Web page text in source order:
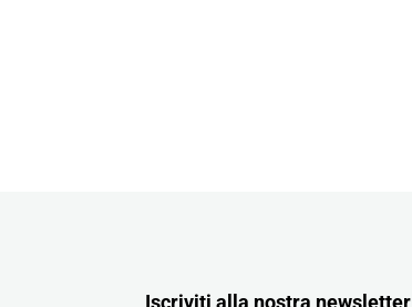
Iscriviti alla nostra newsletter